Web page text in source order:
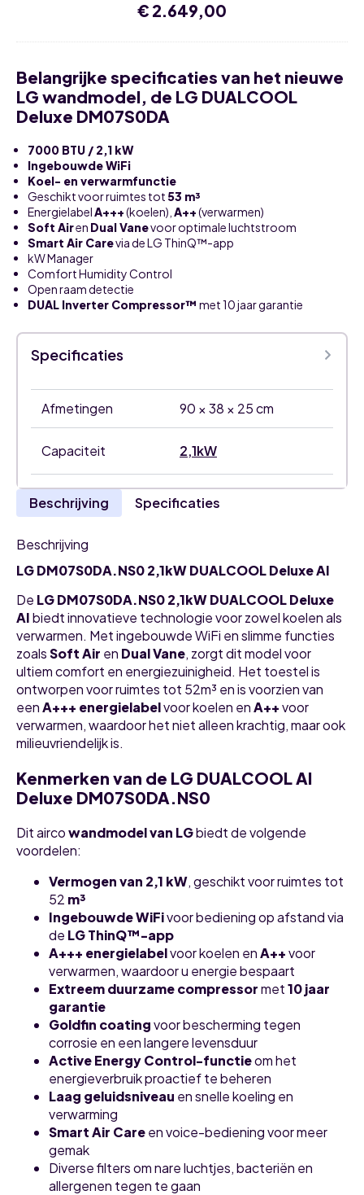
5
binnenunits,
58kBTU
€ 2.649,00
Belangrijke specificaties van het nieuwe
LG wandmodel, de LG DUALCOOL
Deluxe DM07S0DA
7000 BTU / 2,1 kW
Ingebouwde WiFi
Koel- en verwarmfunctie
Geschikt voor ruimtes tot 53 m³
Energielabel A+++(koelen), A++(verwarmen)
Soft Airen Dual Vanevoor optimale luchtstroom
Smart Air Carevia de LG ThinQ™-app
kW Manager
Comfort Humidity Control
Open raam detectie
DUAL Inverter Compressor™ met 10 jaar garantie
Specificaties
Afmetingen 90 × 38 × 25 cm
Capaciteit 2,1kW
Beschrijving Specificaties
Beschrijving
LG DM07S0DA.NS0 2,1kW DUALCOOL Deluxe AI
De LG DM07S0DA.NS0 2,1kW DUALCOOL Deluxe
AIbiedt innovatieve technologie voor zowel koelen als
verwarmen. Met ingebouwde WiFi en slimme functies
zoalsSoft Air en Dual Vane, zorgt dit model voor
ultiem comfort en energiezuinigheid. Het toestel is
ontworpen voor ruimtes tot 52m³ en is voorzien van
eenA+++ energielabelvoor koelen enA++voor
verwarmen, waardoor het niet alleen krachtig, maar ook
milieuvriendelijk is.
Kenmerken van de LG DUALCOOL AI
Deluxe DM07S0DA.NS0
Dit aircowandmodel van LGbiedt de volgende
voordelen:
Vermogen van 2,1 kW, geschikt voor ruimtes tot
52 m³
Ingebouwde WiFivoor bediening op afstand via
de LG ThinQ™-app
A+++ energielabelvoor koelen enA++voor
verwarmen, waardoor u energie bespaart
Extreem duurzame compressormet10 jaar
garantie
Goldfin coatingvoor bescherming tegen
corrosie en een langere levensduur
Active Energy Control-functieom het
energieverbruik proactief te beheren
Laag geluidsniveau en snelle koeling en
verwarming
Smart Air Careen voice-bediening voor meer
gemak
Diverse filters om nare luchtjes, bacteriën en
allergenen tegen te gaan